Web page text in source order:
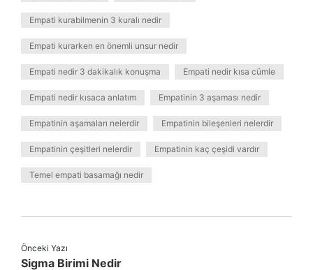
Empati kurabilmenin 3 kuralı nedir
Empati kurarken en önemli unsur nedir
Empati nedir 3 dakikalık konuşma Empati nedir kısa cümle
Empati nedir kısaca anlatım Empatinin 3 aşaması nedir
Empatinin aşamaları nelerdir Empatinin bileşenleri nelerdir
Empatinin çeşitleri nelerdir Empatinin kaç çeşidi vardır
Temel empati basamağı nedir
Önceki Yazı
Sigma Birimi Nedir